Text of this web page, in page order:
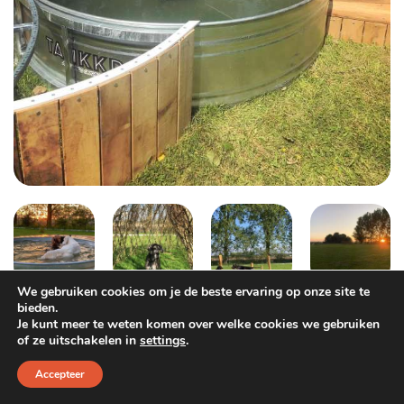
Dog Pawty
Hondentuin abonnement
Reservatieoverzicht
Hondentuin abonnement
Winkelwagen
We gebruiken cookies om je de beste ervaring op onze site te
bieden.
Je kunt meer te weten komen over welke cookies we gebruiken
of ze uitschakelen in settings.
Accepteer